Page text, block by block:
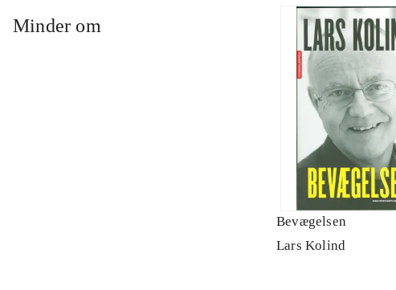
Minder om
Bevægelsen
Lars Kolind